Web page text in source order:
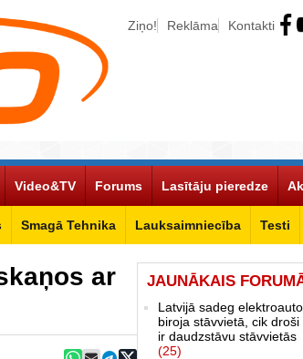
Ziņo! Reklāma Kontakti
Smagā Tehnika Lauksaimniecība Testi
Video&TV Forums Lasītāju pieredze
ar
JAUNĀKAIS
Latvijā sadeg elektroauto
biroja stāvvietā, cik droši
ir daudzstāvu stāvvietās
(25)